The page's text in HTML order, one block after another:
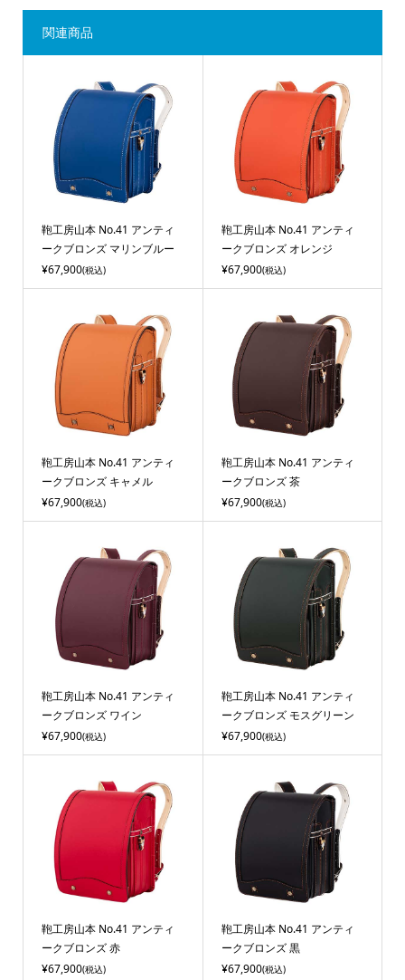
関連商品
鞄工房山本 No.41 アンティ
ークブロンズ マリンブルー
¥67,900(税込)
鞄工房山本 No.41 アンティ
ークブロンズ オレンジ
¥67,900(税込)
鞄工房山本 No.41 アンティ
ークブロンズ キャメル
¥67,900(税込)
鞄工房山本 No.41 アンティ
ークブロンズ 茶
¥67,900(税込)
鞄工房山本 No.41 アンティ
ークブロンズ ワイン
¥67,900(税込)
鞄工房山本 No.41 アンティ
ークブロンズ モスグリーン
¥67,900(税込)
鞄工房山本 No.41 アンティ
ークブロンズ 赤
¥67,900(税込)
鞄工房山本 No.41 アンティ
ークブロンズ 黒
¥67,900(税込)